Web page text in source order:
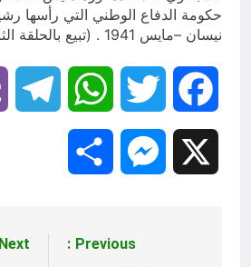
حكومة الدفاع الوطني التي رأسها
نيسان –مايس 1941 . (تبيع بالحلقة الثانية والأخيرة).
Facebook
Twitter
Messenger
Previous:
Next: